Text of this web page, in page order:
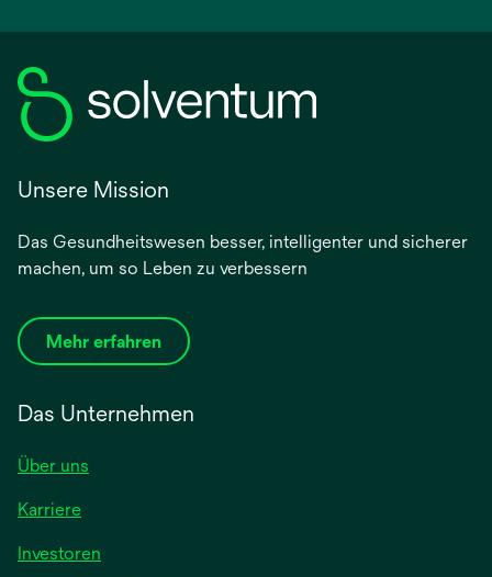
Unsere Mission
Das Gesundheitswesen besser, intelligenter und sicherer
machen, um so Leben zu verbessern
Mehr erfahren
Das Unternehmen
Über uns
Karriere
Investoren